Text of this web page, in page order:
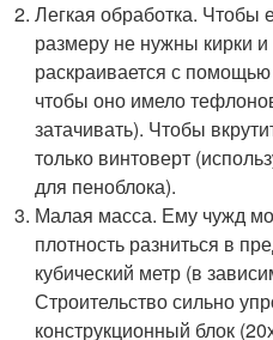
Легкая обработка. Чтобы
размеру не нужны кирки
раскраивается с
чтобы оно имело
затачивать). Чтобы
только винтоверт
для пеноблока).
Малая масса. Ему чужд
плотность разниться в
кубический метр (в
Строительство сильно
конструкционный блок